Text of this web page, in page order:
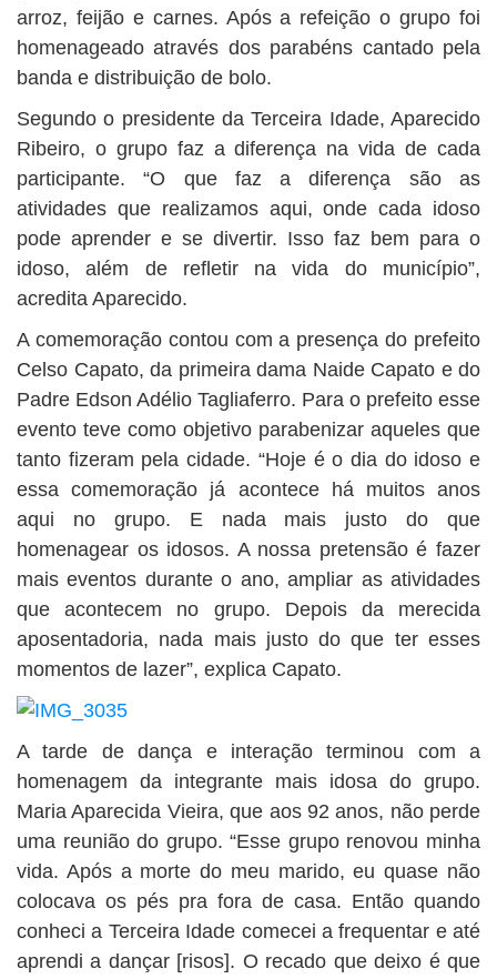
arroz, feijão e carnes. Após a refeição o grupo foi
homenageado através dos parabéns cantado pela
banda e distribuição de bolo.
Segundo o presidente da Terceira Idade, Aparecido
Ribeiro, o grupo faz a diferença na vida de cada
participante. “O que faz a diferença são as
atividades que realizamos aqui, onde cada idoso
pode aprender e se divertir. Isso faz bem para o
idoso, além de refletir na vida do município”,
acredita Aparecido.
A comemoração contou com a presença do prefeito
Celso Capato, da primeira dama Naide Capato e do
Padre Edson Adélio Tagliaferro. Para o prefeito esse
evento teve como objetivo parabenizar aqueles que
tanto fizeram pela cidade. “Hoje é o dia do idoso e
essa comemoração já acontece há muitos anos
aqui no grupo. E nada mais justo do que
homenagear os idosos. A nossa pretensão é fazer
mais eventos durante o ano, ampliar as atividades
que acontecem no grupo. Depois da merecida
aposentadoria, nada mais justo do que ter esses
momentos de lazer”, explica Capato.
A tarde de dança e interação terminou com a
homenagem da integrante mais idosa do grupo.
Maria Aparecida Vieira, que aos 92 anos, não perde
uma reunião do grupo. “Esse grupo renovou minha
vida. Após a morte do meu marido, eu quase não
colocava os pés pra fora de casa. Então quando
conheci a Terceira Idade comecei a frequentar e até
aprendi a dançar [risos]. O recado que deixo é que